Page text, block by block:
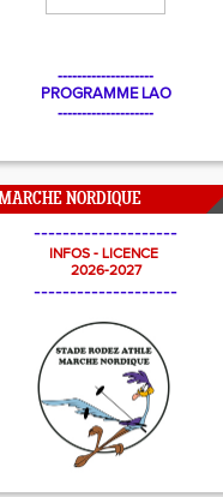
--------------------
PROGRAMME LAO
--------------------
NORDIQUE
--------------------
INFOS - LICENCE
2026-2027
--------------------